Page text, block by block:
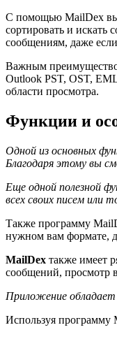
С помощью MailDex вы
сортировать и
сообщениям, даже
Важным
Outlook PST, OST,
области просмотра.
Функции и
Одной из основных
Благодаря этому вы
Еще одной полезной
всех своих писем или
Также программу
нужном вам формате,
MailDex также имеет
сообщений, просмотр
Приложение
Используя программу